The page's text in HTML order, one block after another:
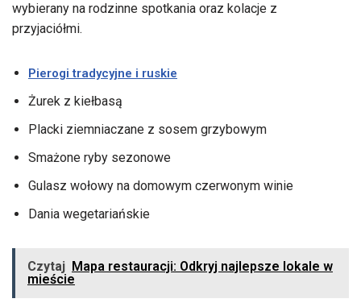
wybierany na rodzinne spotkania oraz kolacje z
przyjaciółmi.
Pierogi tradycyjne i ruskie
Żurek z kiełbasą
Placki ziemniaczane z sosem grzybowym
Smażone ryby sezonowe
Gulasz wołowy na domowym czerwonym winie
Dania wegetariańskie
Czytaj Mapa restauracji: Odkryj najlepsze lokale w
mieście